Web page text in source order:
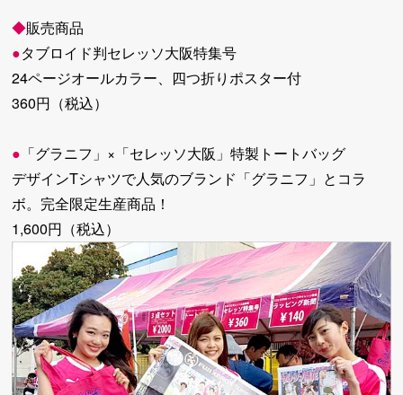
◆販売商品
●タブロイド判セレッソ大阪特集号
24ページオールカラー、四つ折りポスター付
360円（税込）
● 「グラニフ」×「セレッソ大阪」特製トートバッグ
デザインTシャツで人気のブランド「グラニフ」とコラ
ボ。完全限定生産商品！
1,600円（税込）